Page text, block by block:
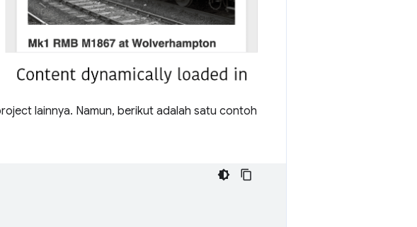
lainnya. Namun, berikut adalah satu contoh